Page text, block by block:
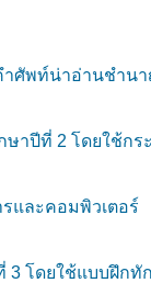
ศัพท์น่าอ่านชำน
ที่ 2 โดยใช้กระ
และคอมพิวเตอร์
โดยใช้แบบฝึกทั